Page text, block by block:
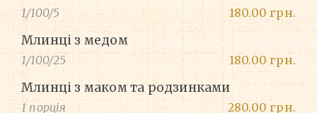
1/100/5 180.00 грн.
Млинці з медом
1/100/25 180.00 грн.
Млинці з маком та родзинками
1 порція 280.00 грн.